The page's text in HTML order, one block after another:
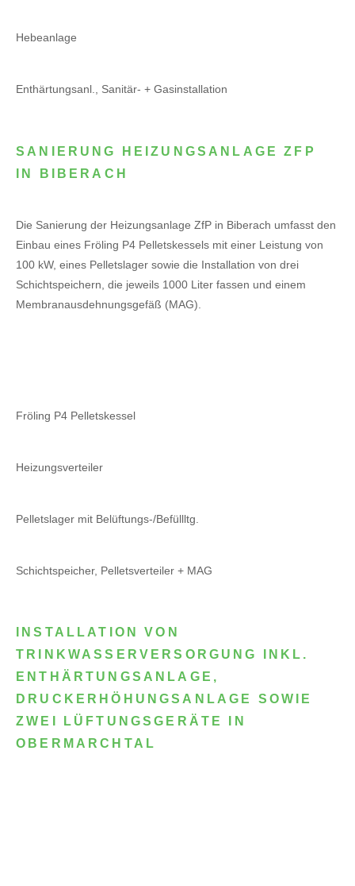
Hebeanlage
Enthärtungsanl., Sanitär- + Gasinstallation
SANIERUNG HEIZUNGSANLAGE ZFP
IN BIBERACH
Die Sanierung der Heizungsanlage ZfP in Biberach umfasst den
Einbau eines Fröling P4 Pelletskessels mit einer Leistung von
100 kW, eines Pelletslager sowie die Installation von drei
Schichtspeichern, die jeweils 1000 Liter fassen und einem
Membranausdehnungsgefäß (MAG).
Fröling P4 Pelletskessel
Heizungsverteiler
Pelletslager mit Belüftungs-/Befüllltg.
Schichtspeicher, Pelletsverteiler + MAG
INSTALLATION VON
TRINKWASSERVERSORGUNG INKL.
ENTHÄRTUNGSANLAGE,
DRUCKERHÖHUNGSANLAGE SOWIE
ZWEI LÜFTUNGSGERÄTE IN
OBERMARCHTAL